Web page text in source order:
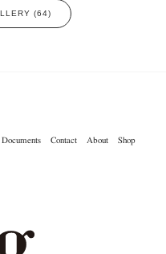
(64)
Documents Contact About Shop